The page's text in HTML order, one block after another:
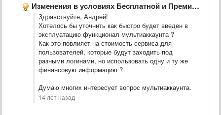
Изменения в условиях Бесплатной и Премиум версий
Здравствуйте, Андрей!
Хотелось бы уточнить как быстро будет введен в
эксплуатацию функционал мультиаккаунта ?
Как это повлияет на стоимость сервиса для
пользователей, которые будут заходить под
разными логинами, но использовать одну и ту же
финансовую информацию ?
Думаю многих интересует вопрос мультиаккаунта.
14 лет назад